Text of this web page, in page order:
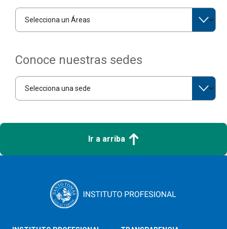
Conoce nuestras sedes
Ir a arriba